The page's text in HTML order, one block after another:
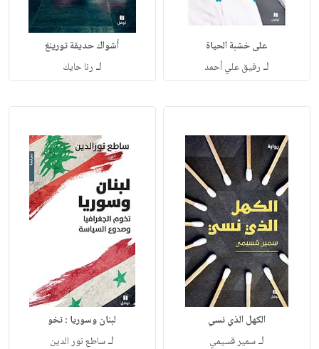
على خشبة الحياة
لـ رفيق علي أحمد
أشواك حديقة تورينغ
لـ رنا حايك
الكهل الذي نسي
لـسمير قسيمي
لبنان وسوريا : تخو
لـساطع نور الدين